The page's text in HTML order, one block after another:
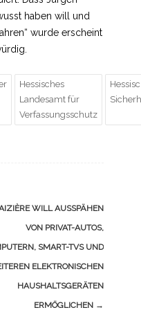
haben will und
wurde erscheint
Hessisches
Landesamt für
Verfassungsschutz
WILL AUSSPÄHEN
VON PRIVAT-AUTOS,
SMART-TVS UND
ELEKTRONISCHEN
HAUSHALTSGERÄTEN
ERMÖGLICHEN →